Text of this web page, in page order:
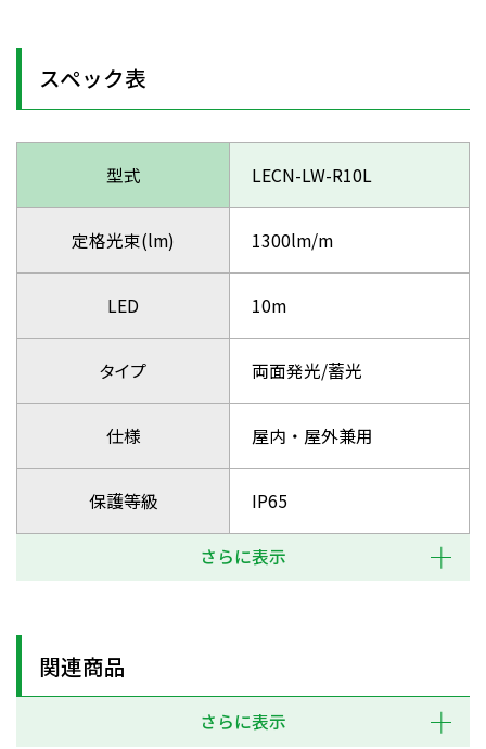
スペック表
型式 LECN-LW-R10L
定格光束(lm) 1300lm/m
LED 10m
タイプ 両面発光/蓄光
仕様 屋内・屋外兼用
保護等級 IP65
さらに表示
関連商品
さらに表示